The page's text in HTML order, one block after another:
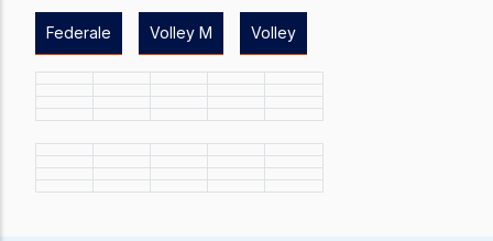
Federale Volley M Volley